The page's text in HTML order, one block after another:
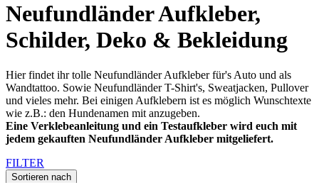
Neufundländer Aufkleber,
Schilder, Deko & Bekleidung
Hier findet ihr tolle Neufundländer Aufkleber für's Auto und als
Wandtattoo. Sowie Neufundländer T-Shirt's, Sweatjacken, Pullover
und vieles mehr. Bei einigen Aufklebern ist es möglich Wunschtexte
wie z.B.: den Hundenamen mit anzugeben.
Eine Verklebeanleitung und ein Testaufkleber wird euch mit
jedem gekauften Neufundländer​ Aufkleber mitgeliefert.
FILTER
Sortieren nach